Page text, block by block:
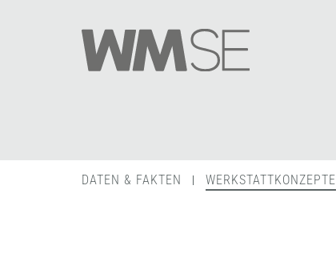
DATEN & FAKTEN WERKSTATTKONZEPTE